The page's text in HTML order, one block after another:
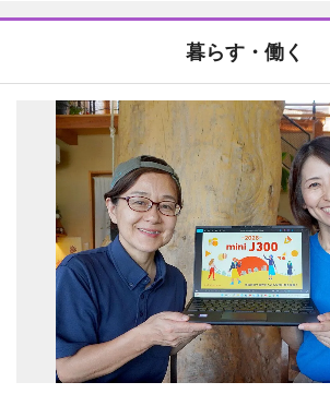
暮らす・働く